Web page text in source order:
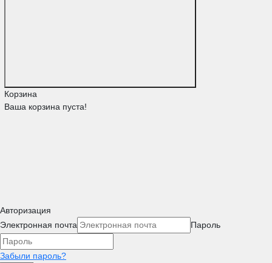
Корзина
Ваша корзина пуста!
Авторизация
Электронная почта
Пароль
Забыли пароль?